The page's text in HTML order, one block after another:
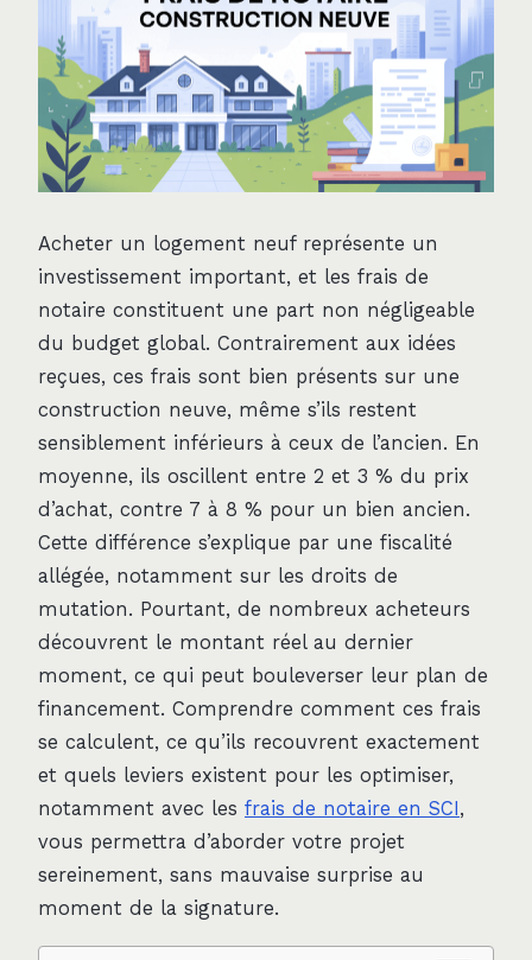
Acheter un logement neuf représente un
investissement important, et les frais de
notaire constituent une part non négligeable
du budget global. Contrairement aux idées
reçues, ces frais sont bien présents sur une
construction neuve, même s’ils restent
sensiblement inférieurs à ceux de l’ancien. En
moyenne, ils oscillent entre 2 et 3 % du prix
d’achat, contre 7 à 8 % pour un bien ancien.
Cette différence s’explique par une fiscalité
allégée, notamment sur les droits de
mutation. Pourtant, de nombreux acheteurs
découvrent le montant réel au dernier
moment, ce qui peut bouleverser leur plan de
financement. Comprendre comment ces frais
se calculent, ce qu’ils recouvrent exactement
et quels leviers existent pour les optimiser,
notamment avec les frais de notaire en SCI ,
vous permettra d’aborder votre projet
sereinement, sans mauvaise surprise au
moment de la signature.